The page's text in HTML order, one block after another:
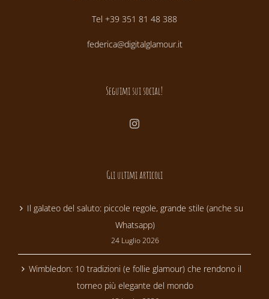
Tel +39 351 81 48 388
federica@digitalglamour.it
Seguimi sui social!
Gli ultimi articoli
Il galateo del saluto: piccole regole, grande stile (anche su
Whatsapp)
24 Luglio 2026
Wimbledon: 10 tradizioni (e follie glamour) che rendono il
torneo più elegante del mondo